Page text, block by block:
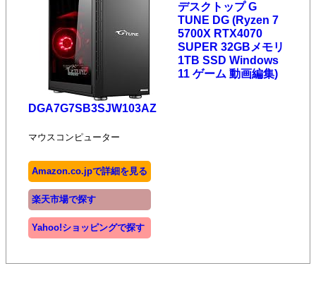
デスクトップ G
TUNE DG (Ryzen 7
5700X RTX4070
SUPER 32GBメモリ
1TB SSD Windows
11 ゲーム 動画編集)
DGA7G7SB3SJW103AZ
マウスコンピューター
Amazon.co.jpで詳細を見る
楽天市場で探す
Yahoo!ショッピングで探す